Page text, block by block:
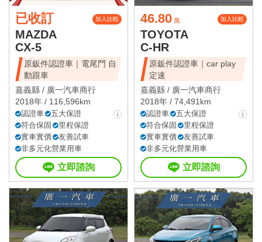
已收訂 加入比較
MAZDA
CX-5
原鈑件認證車｜電尾門 自
動跟車
嘉義縣 / 廣一汽車商行
2018年 / 116,596km
認證車
五大保證
符合保固
里程保證
實車實價
友善試車
非多元化營業用車
立即諮詢
46.80 萬 加入比較
TOYOTA
C-HR
原鈑件認證車｜car play
定速
嘉義縣 / 廣一汽車商行
2018年 / 74,491km
認證車
五大保證
符合保固
里程保證
實車實價
友善試車
非多元化營業用車
立即諮詢